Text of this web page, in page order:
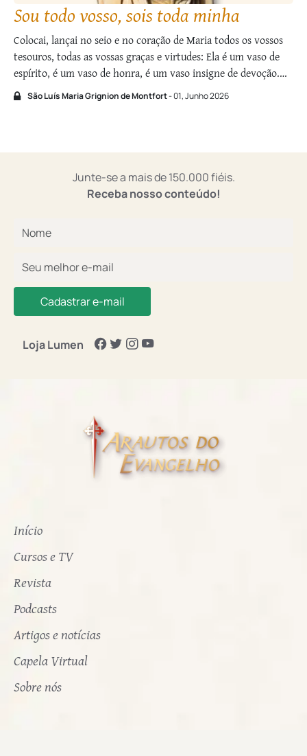
Sou todo vosso, sois toda minha
Colocai, lançai no seio e no coração de Maria todos os vossos
tesouros, todas as vossas graças e virtudes: Ela é um vaso de
espírito, é um vaso de honra, é um ­vaso insigne de devoção.
Depois que o próprio Deus Se encerrou com todas as suas
perfeições nesse vaso, …
São Luís Maria Grignion de Montfort- 01, Junho 2026
Junte-se a mais de 150.000 fiéis.
Receba nosso conteúdo!
Cadastrar e-mail
Loja Lumen
Início
Cursos e TV
Revista
Podcasts
Artigos e notícias
Capela Virtual
Sobre nós